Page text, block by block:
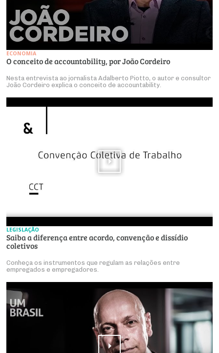
ECONOMIA
O conceito de accountability, por João Cordeiro
Nesta entrevista ao jornalista Adalberto Piotto, o autor e consultor
João Cordeiro explica o conceito de accountability.
LEGISLAÇÃO
Saiba a diferença entre acordo, convenção e dissídio
coletivos
Conheça os instrumentos que regulam as relações entre
empregados e empregadores.